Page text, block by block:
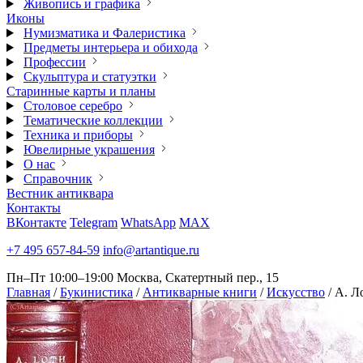
Живопись и графика
Иконы
Нумизматика и Фалеристика
Предметы интерьера и обихода
Профессии
Скульптура и статуэтки
Старинные карты и планы
Столовое серебро
Тематические коллекции
Техника и приборы
Ювелирные украшения
О нас
Справочник
Вестник антиквара
Контакты
ВКонтакте Telegram WhatsApp MAX
+7 495 657-84-59 info@artantique.ru
Пн–Пт 10:00–19:00 Москва, Скатертный пер., 15
Главная / Букинистика / Антикварные книги / Искусство / А.